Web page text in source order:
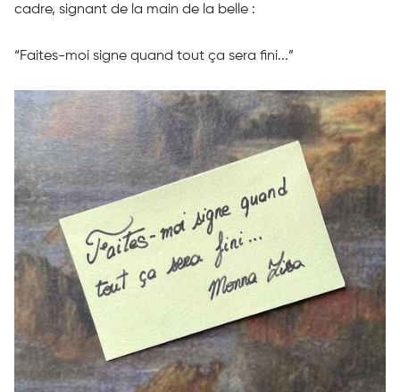
cadre, signant de la main de la belle :
“Faites-moi signe quand tout ça sera fini...”